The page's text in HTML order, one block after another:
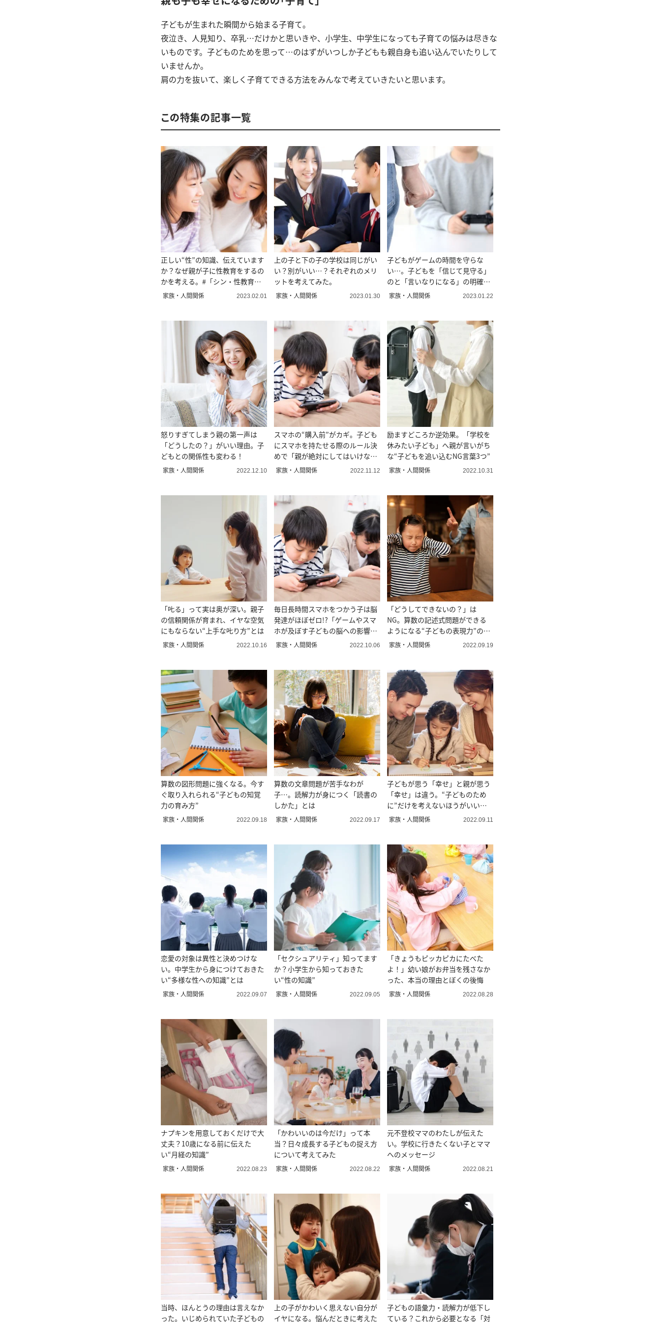
子どもが生まれた瞬間から始まる子育て。
夜泣き、人見知り、卒乳…だけかと思いきや、小学生、中学生になっても子育ての悩みは尽きな
いものです。子どものためを思って…のはずがいつしか子どもも親自身も追い込んでいたりして
いませんか。
肩の力を抜いて、楽しく子育てできる方法をみんなで考えていきたいと思います。
この特集の記事一覧
正しい“性”の知識、伝えています
か？なぜ親が子に性教育をするの
かを考える。#「シン・性教育」
のススメ
家族・人間関係 2023.02.01
上の子と下の子の学校は同じがい
い？別がいい…？それぞれのメリ
ットを考えてみた。
家族・人間関係 2023.01.30
子どもがゲームの時間を守らな
い…。子どもを「信じて見守る」
のと「言いなりになる」の明確な
違いとは
家族・人間関係 2023.01.22
怒りすぎてしまう親の第一声は
「どうしたの？」がいい理由。子
どもとの関係性も変わる！
家族・人間関係 2022.12.10
スマホの“購入前”がカギ。子ども
にスマホを持たせる際のルール決
めで「親が絶対にしてはいけない
こと」
家族・人間関係 2022.11.12
励ますどころか逆効果。「学校を
休みたい子ども」へ親が言いがち
な“子どもを追い込むNG言葉3つ”
家族・人間関係 2022.10.31
「𠮟る」って実は奥が深い。親子
の信頼関係が育まれ、イヤな空気
にもならない“上手な𠮟り方”とは
家族・人間関係 2022.10.16
毎日長時間スマホをつかう子は脳
発達がほぼゼロ!?「ゲームやスマ
ホが及ぼす子どもの脳への影響」
とは
家族・人間関係 2022.10.06
「どうしてできないの？」は
NG。算数の記述式問題ができる
ようになる“子どもの表現力”の鍛
え方
家族・人間関係 2022.09.19
算数の図形問題に強くなる。今す
ぐ取り入れられる“子どもの知覚
力の育み方”
家族・人間関係 2022.09.18
算数の文章問題が苦手なわが
子…。読解力が身につく「読書の
しかた」とは
家族・人間関係 2022.09.17
子どもが思う「幸せ」と親が思う
「幸せ」は違う。“子どものため
に”だけを考えないほうがいい理
由。
家族・人間関係 2022.09.11
恋愛の対象は異性と決めつけな
い。中学生から身につけておきた
い“多様な性への知識”とは
家族・人間関係 2022.09.07
「セクシュアリティ」知ってます
か？小学生から知っておきた
い“性の知識”
家族・人間関係 2022.09.05
「きょうもピッカピカにたべた
よ！」幼い娘がお弁当を残さなか
った、本当の理由とぼくの後悔
家族・人間関係 2022.08.28
ナプキンを用意しておくだけで大
丈夫？10歳になる前に伝えた
い“月経の知識”
家族・人間関係 2022.08.23
「かわいいのは今だけ」って本
当？日々成長する子どもの捉え方
について考えてみた
家族・人間関係 2022.08.22
元不登校ママのわたしが伝えた
い。学校に行きたくない子とママ
へのメッセージ
家族・人間関係 2022.08.21
当時、ほんとうの理由は言えなか
った。いじめられていた子どもの
上の子がかわいく思えない自分が
イヤになる。悩んだときに考えた
子どもの語彙力・読解力が低下し
ている？これから必要となる「対